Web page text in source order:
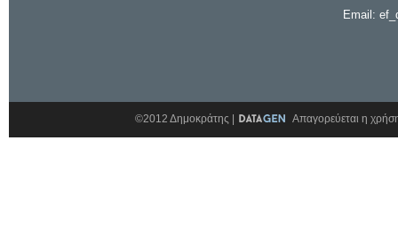
Email:
©2012 Δημοκράτης | Απαγορεύεται η